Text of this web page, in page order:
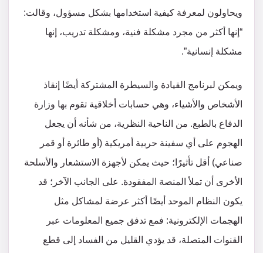
ويحاولون لمعرفة كيفية استخدامها بشكل مسؤول، وقالت:
“إنها أكثر من مجرد مشكلة فنية، ومشكلة تدريب، إنها
مشكلة إنسانية”.
ويمكن لبرنامج القيادة والسيطرة المشتركة أيضًا إنقاذ
الأشخاص والأشياء، وهي حسابات أخلاقية تقوم بها وزارة
الدفاع بالطبع. من الناحية النظرية، من شأنه أن يجعل
الهجوم على أي سفينة حربية أمريكية (أو طائرة أو قمر
صناعي) أقل تأثيرًا؛ حيث يمكن لأجهزة الاستشعار والأسلحة
الأخرى أن تملأ المنصة المفقودة. على الجانب الآخر؛ قد
يكون النظام الموحد أيضًا أكثر عرضة لمشاكل مثل
الهجمات الإلكترونية: فمع تدفق جميع المعلومات عبر
القنوات المتصلة، قد يؤدي القليل من الفساد إلى قطع